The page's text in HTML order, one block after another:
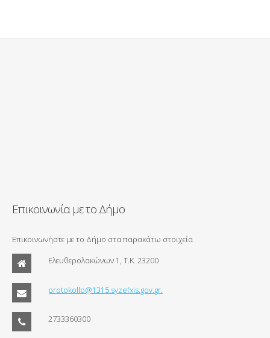
Επικοινωνία με το Δήμο
Επικοινωνήστε με το Δήμο στα παρακάτω στοιχεία
Ελευθερολακώνων 1, Τ.Κ. 23200
protokollo@1315.syzefxis.gov.gr.
2733360300